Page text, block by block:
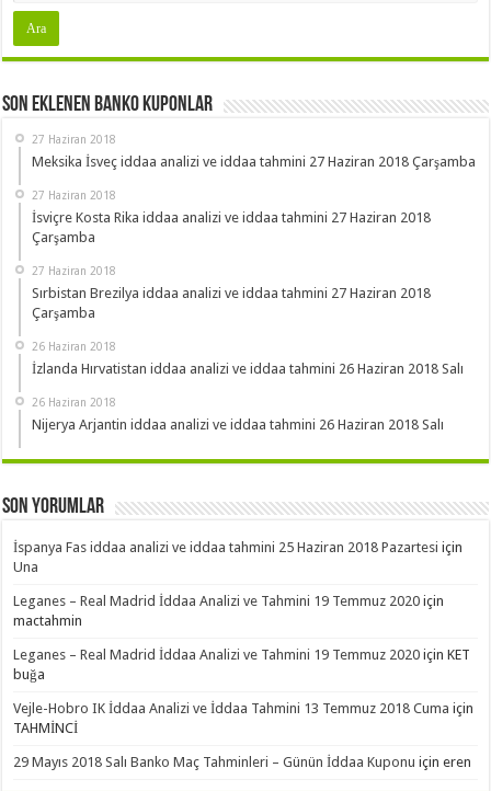
Son Eklenen Banko Kuponlar
27 Haziran 2018
Meksika İsveç iddaa analizi ve iddaa tahmini 27 Haziran 2018 Çarşamba
27 Haziran 2018
İsviçre Kosta Rika iddaa analizi ve iddaa tahmini 27 Haziran 2018
Çarşamba
27 Haziran 2018
Sırbistan Brezilya iddaa analizi ve iddaa tahmini 27 Haziran 2018
Çarşamba
26 Haziran 2018
İzlanda Hırvatistan iddaa analizi ve iddaa tahmini 26 Haziran 2018 Salı
26 Haziran 2018
Nijerya Arjantin iddaa analizi ve iddaa tahmini 26 Haziran 2018 Salı
Son Yorumlar
İspanya Fas iddaa analizi ve iddaa tahmini 25 Haziran 2018 Pazartesi için
Una
Leganes – Real Madrid İddaa Analizi ve Tahmini 19 Temmuz 2020 için
mactahmin
Leganes – Real Madrid İddaa Analizi ve Tahmini 19 Temmuz 2020 içinKET
buğa
Vejle-Hobro IK İddaa Analizi ve İddaa Tahmini 13 Temmuz 2018 Cuma için
TAHMİNCİ
29 Mayıs 2018 Salı Banko Maç Tahminleri – Günün İddaa Kuponu içineren